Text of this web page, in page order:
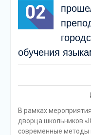
02
обучения
В рамках
дворца школьников
современные методы